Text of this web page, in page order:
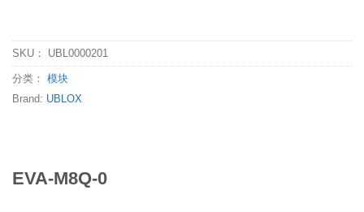
SKU： UBL0000201
分类： 模块
Brand: UBLOX
EVA-M8Q-0